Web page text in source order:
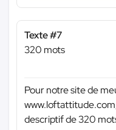
Texte #7
320 mots
Pour notre site de
descriptif de 320